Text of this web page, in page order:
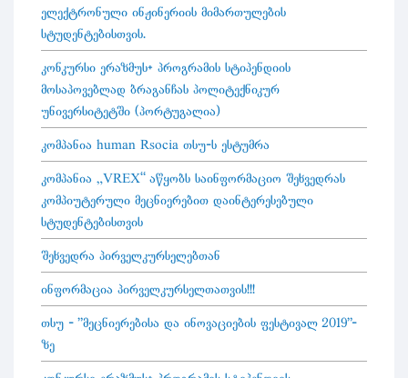
ელექტრონული ინჟინერიის მიმართულების
სტუდენტებისთვის.
კონკურსი ერაზმუს+ პროგრამის სტიპენდიის
მოსაპოვებლად ბრაგანჩას პოლიტექნიკურ
უნივერსიტეტში (პორტუგალია)
კომპანია human Rsocia თსუ-ს ესტუმრა
კომპანია „VREX” აწყობს საინფორმაციო შეხვედრას
კომპიუტერული მეცნიერებით დაინტერესებული
სტუდენტებისთვის
შეხვედრა პირველკურსელებთან
ინფორმაცია პირველკურსელთათვის!!!
თსუ - "მეცნიერებისა და ინოვაციების ფესტივალ 2019"-
ზე